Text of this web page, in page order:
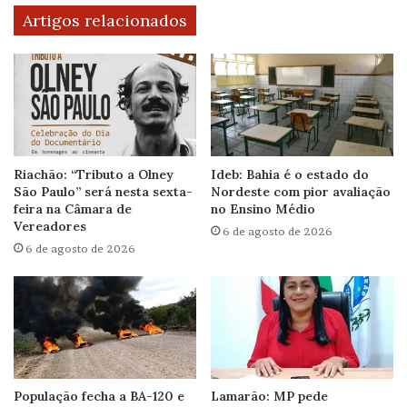
Artigos relacionados
Riachão: “Tributo a Olney
São Paulo” será nesta sexta-
feira na Câmara de
Vereadores
6 de agosto de 2026
Ideb: Bahia é o estado do
Nordeste com pior avaliação
no Ensino Médio
6 de agosto de 2026
População fecha a BA-120 e
Lamarão: MP pede